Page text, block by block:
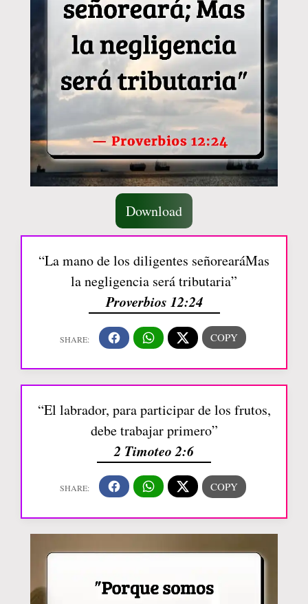
Download
“La mano de los diligentes señorearáMas
la negligencia será tributaria”
Proverbios 12:24
“El labrador, para participar de los frutos,
debe trabajar primero”
2 Timoteo 2:6